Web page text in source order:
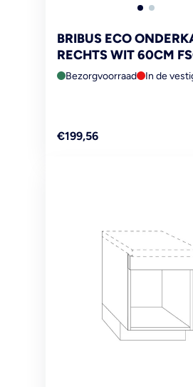
BRIBUS ECO
RECHTS WIT 60CM
70%
Bezorgvoorraad In de
Reguliere
€199,56